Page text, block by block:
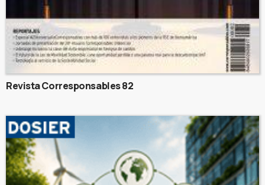
Revista Corresponsables 82